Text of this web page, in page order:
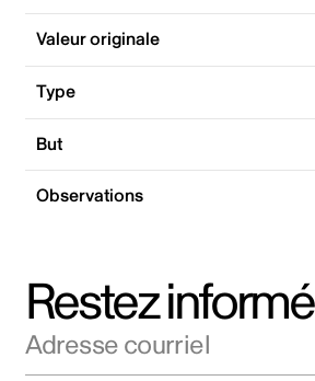
Valeur originale
Type
But
Observations
Restez informé